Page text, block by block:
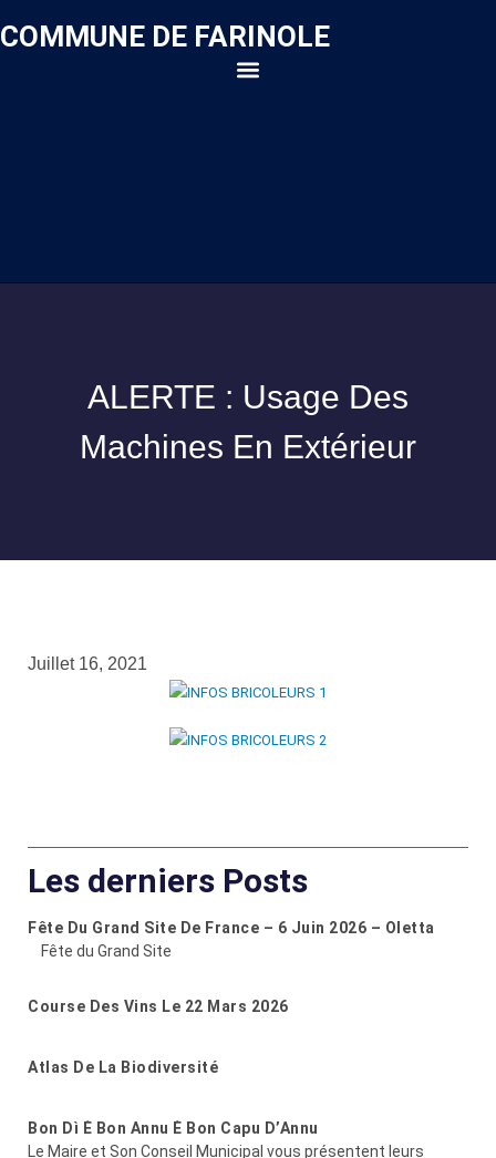
COMMUNE DE FARINOLE
ALERTE : Usage Des
Machines En Extérieur
Juillet 16, 2021
Les derniers Posts
Fête Du Grand Site De France – 6 Juin 2026 – Oletta
Fête du Grand Site
Course Des Vins Le 22 Mars 2026
Atlas De La Biodiversité
Bon Dì È Bon Annu È Bon Capu D’Annu
Le Maire et Son Conseil Municipal vous présentent leurs